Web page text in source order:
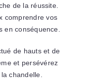
de la réussite.
comprendre vos
en conséquence.
de hauts et de
et persévérez
chandelle.